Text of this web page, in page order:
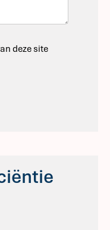
deze site